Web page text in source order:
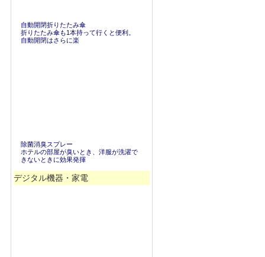
自動開閉折りたたみ傘
折りたたみ傘も1本持って行くと便利。
自動開閉はさらに楽
除菌消臭スプレー
ホテルの部屋が臭いとき、洋服が洗濯で
きないときに効果発揮
デジタル機器・家電